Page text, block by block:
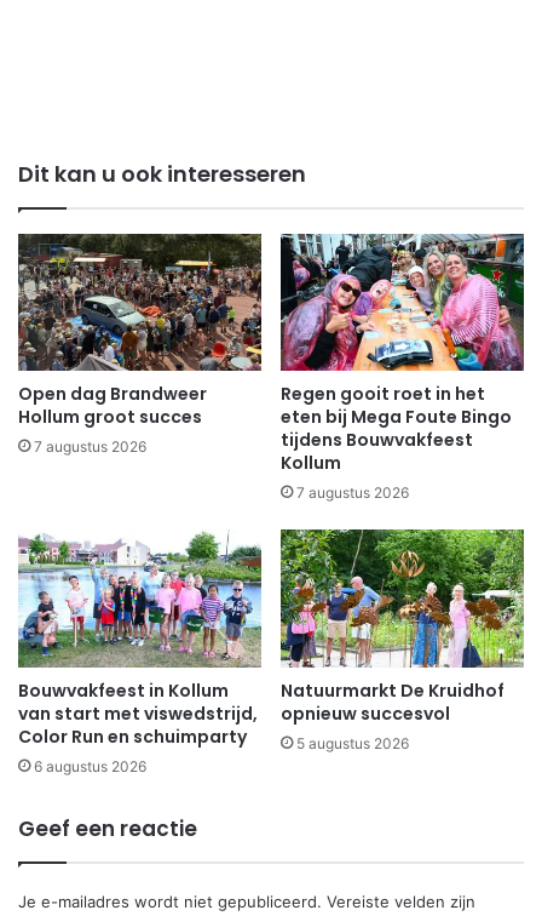
Dit kan u ook interesseren
Open dag Brandweer
Hollum groot succes
7 augustus 2026
Regen gooit roet in het
eten bij Mega Foute Bingo
tijdens Bouwvakfeest
Kollum
7 augustus 2026
Bouwvakfeest in Kollum
van start met viswedstrijd,
Color Run en schuimparty
6 augustus 2026
Natuurmarkt De Kruidhof
opnieuw succesvol
5 augustus 2026
Geef een reactie
Je e-mailadres wordt niet gepubliceerd. Vereiste velden zijn